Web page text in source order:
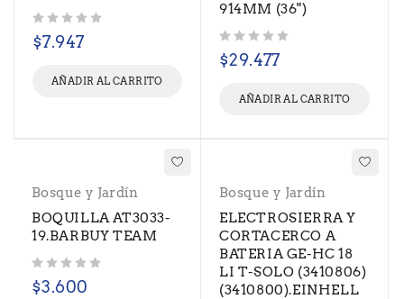
$7.947
AÑADIR AL CARRITO
914MM (36")
$29.477
AÑADIR AL CARRITO
Bosque y Jardín
BOQUILLA AT3033-
19.BARBUY TEAM
$3.600
Bosque y Jardín
ELECTROSIERRA Y
CORTACERCO A
BATERIA GE-HC 18
LI T-SOLO (3410806)
(3410800).EINHELL